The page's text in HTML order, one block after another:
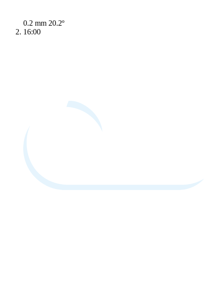
0.2 mm 20.2º
16:00